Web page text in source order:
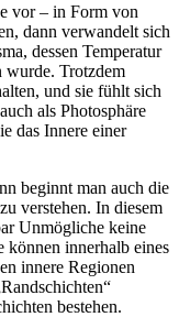
vor – in Form von
dann verwandelt sich
dessen Temperatur
wurde. Trotzdem
und sie fühlt sich
als Photosphäre
das Innere einer
beginnt man auch die
verstehen. In diesem
Unmögliche keine
können innerhalb eines
innere Regionen
bestehen.